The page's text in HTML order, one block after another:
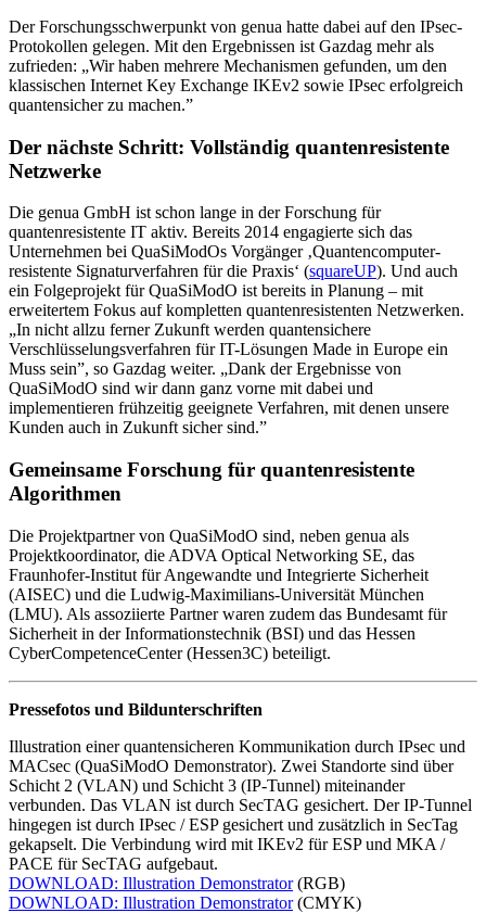
Der Forschungsschwerpunkt von genua hatte dabei auf den IPsec-
Protokollen gelegen. Mit den Ergebnissen ist Gazdag mehr als
zufrieden: „Wir haben mehrere Mechanismen gefunden, um den
klassischen Internet Key Exchange IKEv2 sowie IPsec erfolgreich
quantensicher zu machen.”
Der nächste Schritt: Vollständig quantenresistente
Netzwerke
Die genua GmbH ist schon lange in der Forschung für
quantenresistente IT aktiv. Bereits 2014 engagierte sich das
Unternehmen bei QuaSiModOs Vorgänger ‚Quantencomputer-
resistente Signaturverfahren für die Praxis‘ (squareUP). Und auch
ein Folgeprojekt für QuaSiModO ist bereits in Planung – mit
erweitertem Fokus auf kompletten quantenresistenten Netzwerken.
„In nicht allzu ferner Zukunft werden quantensichere
Verschlüsselungsverfahren für IT-Lösungen Made in Europe ein
Muss sein”, so Gazdag weiter. „Dank der Ergebnisse von
QuaSiModO sind wir dann ganz vorne mit dabei und
implementieren frühzeitig geeignete Verfahren, mit denen unsere
Kunden auch in Zukunft sicher sind.”
Gemeinsame Forschung für quantenresistente
Algorithmen
Die Projektpartner von QuaSiModO sind, neben genua als
Projektkoordinator, die ADVA Optical Networking SE, das
Fraunhofer-Institut für Angewandte und Integrierte Sicherheit
(AISEC) und die Ludwig-Maximilians-Universität München
(LMU). Als assoziierte Partner waren zudem das Bundesamt für
Sicherheit in der Informationstechnik (BSI) und das Hessen
CyberCompetenceCenter (Hessen3C) beteiligt.
Pressefotos und Bildunterschriften
Illustration einer quantensicheren Kommunikation durch IPsec und
MACsec (QuaSiModO Demonstrator). Zwei Standorte sind über
Schicht 2 (VLAN) und Schicht 3 (IP-Tunnel) miteinander
verbunden. Das VLAN ist durch SecTAG gesichert. Der IP-Tunnel
hingegen ist durch IPsec / ESP gesichert und zusätzlich in SecTag
gekapselt. Die Verbindung wird mit IKEv2 für ESP und MKA /
PACE für SecTAG aufgebaut.
DOWNLOAD: Illustration Demonstrator(RGB)
DOWNLOAD: Illustration Demonstrator(CMYK)